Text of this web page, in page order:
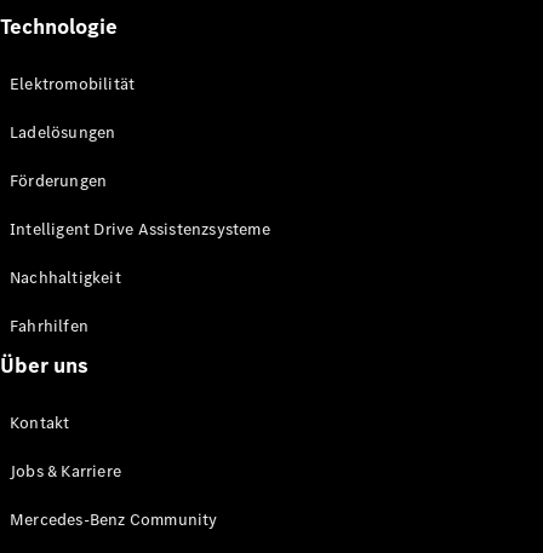
Sporthilfe
Sylt
Technologie
Elektromobilität
Ladelösungen
Förderungen
Intelligent Drive Assistenzsysteme
Nachhaltigkeit
Fahrhilfen
Über uns
Kontakt
Jobs & Karriere
Mercedes-Benz Community